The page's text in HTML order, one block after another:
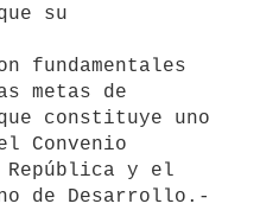
su
fundamentales
metas de
constituye uno
Convenio
y el
de Desarrollo.-